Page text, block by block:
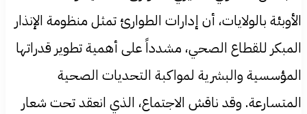
الأوبئة بالولايات، أن إدارات الطوارئ تمثل منظومة الإنذار
المبكر للقطاع الصحي، مشدداً على أهمية تطوير قدراتها
المؤسسية والبشرية لمواكبة التحديات الصحية
المتسارعة. وقد ناقش الاجتماع، الذي انعقد تحت شعار